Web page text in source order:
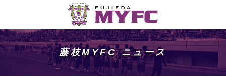
藤枝MYFC ニュース